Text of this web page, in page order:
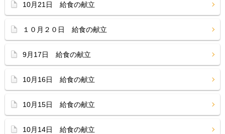
10月21日 給食の献立
１０月２０日 給食の献立
9月17日 給食の献立
10月16日 給食の献立
10月15日 給食の献立
10月14日 給食の献立